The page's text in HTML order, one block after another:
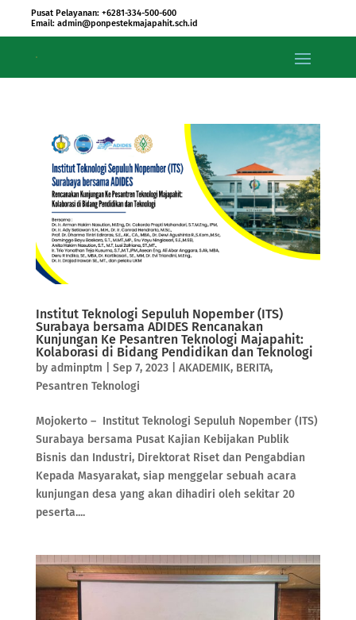
Pusat Pelayanan: +6281-334-500-600
Email: admin@ponpestekmajapahit.sch.id
Institut Teknologi Sepuluh Nopember (ITS)
Surabaya bersama ADIDES Rencanakan
Kunjungan Ke Pesantren Teknologi Majapahit:
Kolaborasi di Bidang Pendidikan dan Teknologi
by adminptm Sep 7, 2023| AKADEMIK, BERITA,
Pesantren Teknologi
Mojokerto – Institut Teknologi Sepuluh Nopember (ITS)
Surabaya bersama Pusat Kajian Kebijakan Publik
Bisnis dan Industri, Direktorat Riset dan Pengabdian
Kepada Masyarakat, siap menggelar sebuah acara
kunjungan desa yang akan dihadiri oleh sekitar 20
peserta....